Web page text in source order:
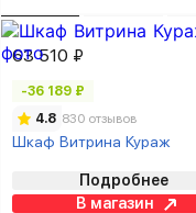
63 510 ₽
-36 189 ₽
4.8 830 отзывов
Шкаф Витрина Кураж
Подробнее
В магазин